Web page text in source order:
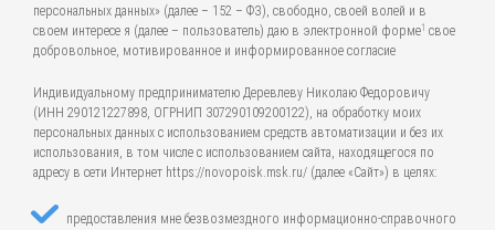
персональных данных» (далее – 152 – ФЗ), свободно, своей волей и в
своем интересе я (далее – пользователь) даю в электронной форме1 свое
добровольное, мотивированное и информированное согласие
Индивидуальному предпринимателю Деревлеву Николаю Федоровичу
(ИНН 290121227898, ОГРНИП 307290109200122), на обработку моих
персональных данных с использованием средств автоматизации и без их
использования, в том числе с использованием сайта, находящегося по
адресу в сети Интернет https://novopoisk.msk.ru/ (далее «Сайт») в целях:
предоставления мне безвозмездного информационно-справочного